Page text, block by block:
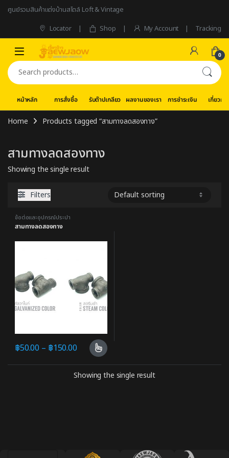
Skip to navigation
Skip to content
ศูนย์รวมสินค้าแต่งบ้านสไตล์ Loft & Vintage
Locator
Shop My Account Tracking
0
Search for:
หน้าหลัก การสั่งซื้อ รับต๊าปเกลียว ผลงานของเรา การชำระเงิน เกี่ยวกับ
Home Products tagged “สามทางลดสองทาง”
สามทางลดสองทาง
Showing the single result
Filters
ข้อต่อและอุปกรณ์ประปา
สามทางลดสองทาง
฿50.00 – ฿150.00
Showing the single result